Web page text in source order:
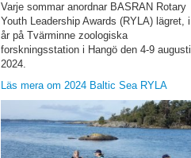
Varje sommar anordnar BASRAN Rotary
Youth Leadership Awards (RYLA) lägret, i
år påTvärminne zoologiska
forskningsstation i Hangö den 4-9 augusti
2024.
Läs mera om 2024 Baltic Sea RYLA